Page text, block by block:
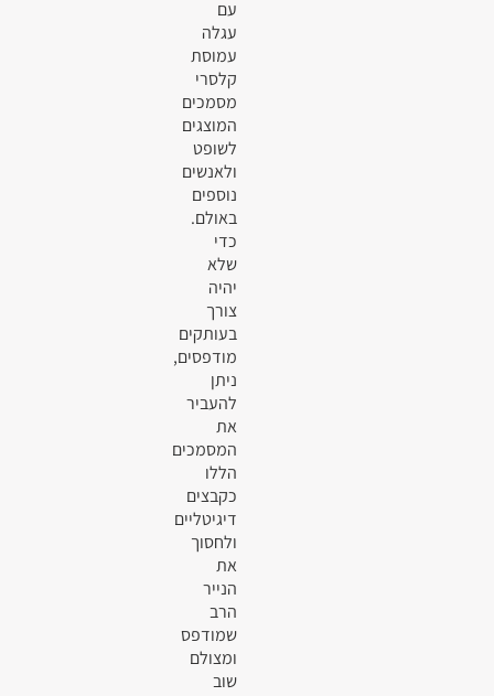
עם
עגלה
עמוסת
קלסרי
מסמכים
המוצגים
לשופט
ולאנשים
נוספים
באולם.
כדי
שלא
יהיה
צורך
בעותקים
מודפסים,
ניתן
להעביר
את
המסמכים
הללו
כקבצים
דיגיטליים
ולחסוך
את
הנייר
הרב
שמודפס
ומצולם
שוב